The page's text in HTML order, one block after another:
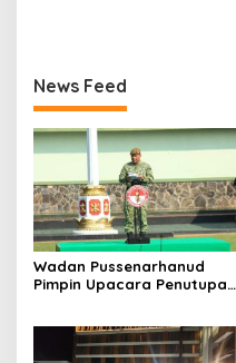
News Feed
Wadan Pussenarhanud
Pimpin Upacara Penutupan
Pusdikarhanud